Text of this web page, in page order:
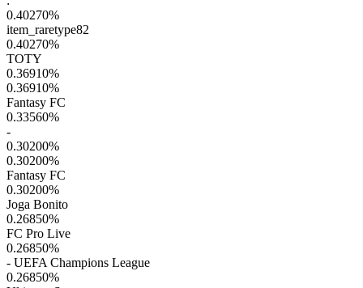
0.40270%
item_raretype82
0.40270%
TOTY
0.36910%
0.36910%
Fantasy FC
0.33560%
-
0.30200%
0.30200%
Fantasy FC
0.30200%
Joga Bonito
0.26850%
FC Pro Live
0.26850%
- UEFA Champions League
0.26850%